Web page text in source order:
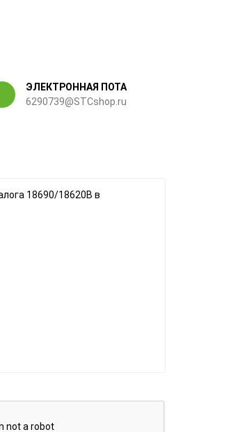
ЭЛЕКТРОННАЯ ПОТА
6290739@STCshop.ru